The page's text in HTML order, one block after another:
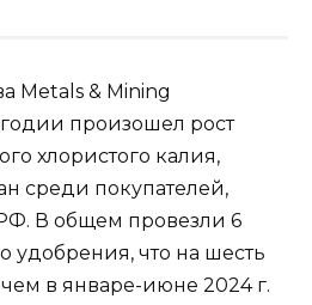
Metals & Mining
произошел рост
хлористого калия,
среди покупателей,
В общем провезли 6
удобрения, что на шесть
в январе-июне 2024 г.